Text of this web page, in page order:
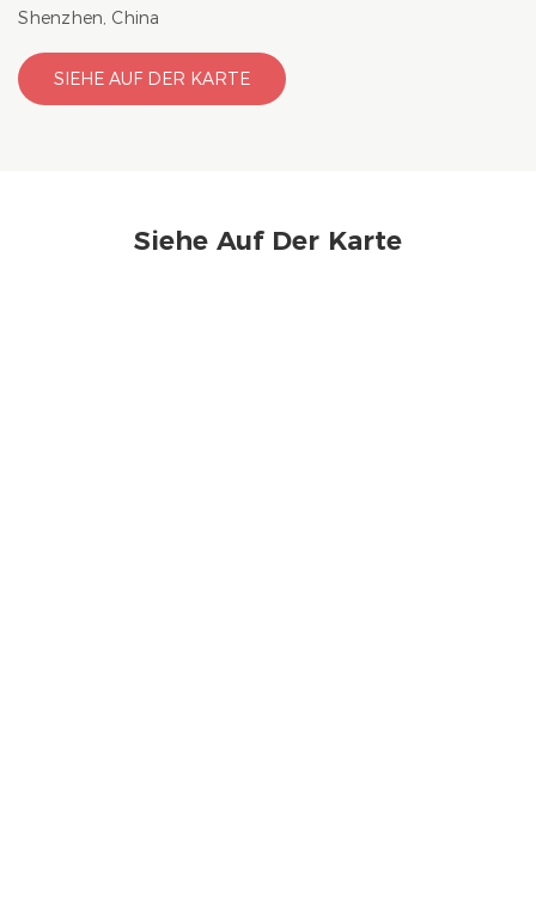
Shenzhen, China
SIEHE AUF DER KARTE
Siehe Auf Der Karte